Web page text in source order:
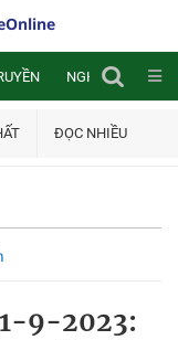
NGHIÊN CỨU
ĐỌC NHIỀU
9-2023: